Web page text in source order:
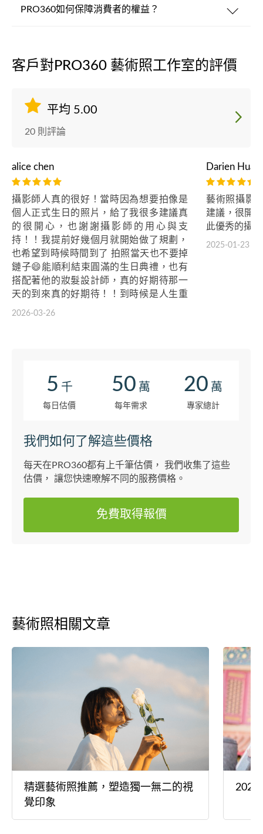
PRO360如何保障消費者的權益？
客戶對PRO360 藝術照工作室的評價
平均 5.00
20 則評論
alice chen
攝影師人真的很好！當時因為想要拍像是
個人正式生日的照片，給了我很多建議真
的很開心，也謝謝攝影師的用心與支
持！！我提前好幾個月就開始做了規劃，
也希望到時候時間到了 拍照當天也不要掉
鏈子😄能順利結束圓滿的生日典禮，也有
搭配著他的妝髮設計師，真的好期待那一
天的到來真的好期待！！到時候是人生重
要的轉折點也希望透過這個拍攝機會能更
2026-03-26
Darien
藝術照攝影
建議，很開
此優秀的攝
2025-01-23
5 千
每日估價
50 萬
每年需求
20 萬
專家總計
我們如何了解這些價格
每天在PRO360都有上千筆估價， 我們收集了這些
估價， 讓您快速暸解不同的服務價格。
免費取得報價
藝術照相關文章
精選藝術照推薦，塑造獨一無二的視
覺印象
2025